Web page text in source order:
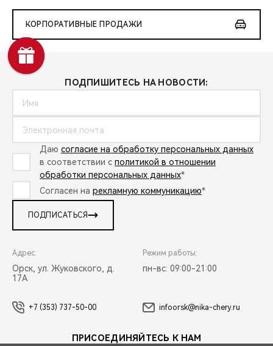
КОРПОРАТИВНЫЕ ПРОДАЖИ
ПОДПИШИТЕСЬ НА НОВОСТИ:
Даю согласие на обработку персональных данных
в соответствии с политикой в отношении
обработки персональных данных*
Согласен на рекламную коммуникацию*
ПОДПИСАТЬСЯ
Адрес:
Орск, ул. Жуковского, д.
17А
Режим работы:
пн-вс: 09:00-21:00
+7 (353) 737-50-00 infoorsk@nika-chery.ru
ПРИСОЕДИНЯЙТЕСЬ К НАМ